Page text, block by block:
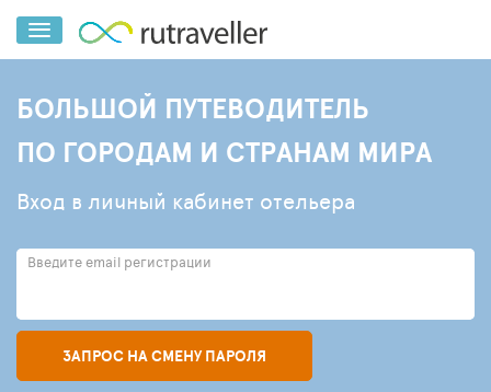
БОЛЬШОЙ ПУТЕВОДИТЕЛЬ
ПО ГОРОДАМ И СТРАНАМ МИРА
Вход в личный кабинет отельера
Введите email регистрации
ЗАПРОС НА СМЕНУ ПАРОЛЯ